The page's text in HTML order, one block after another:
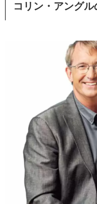
コリン・アングル